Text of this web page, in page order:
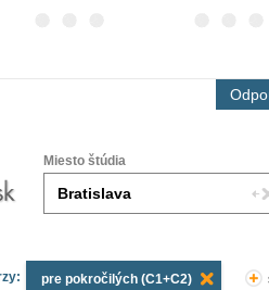
Miesto štúdia
pre pokročilých (C1+C2)